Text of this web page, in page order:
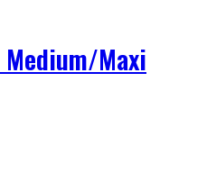
Medium/Maxi